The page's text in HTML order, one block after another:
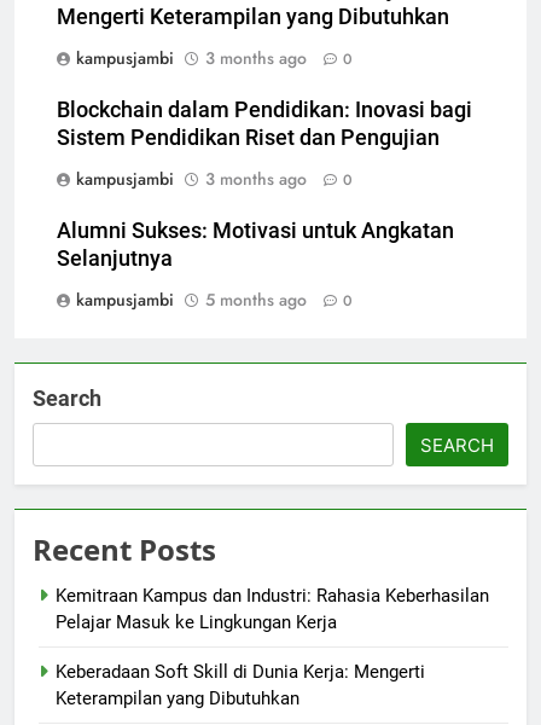
Mengerti Keterampilan yang Dibutuhkan
kampusjambi
3 months ago 0
Blockchain dalam Pendidikan: Inovasi bagi
Sistem Pendidikan Riset dan Pengujian
kampusjambi
3 months ago 0
Alumni Sukses: Motivasi untuk Angkatan
Selanjutnya
kampusjambi
5 months ago 0
Search
SEARCH
Recent Posts
Kemitraan Kampus dan Industri: Rahasia Keberhasilan
Pelajar Masuk ke Lingkungan Kerja
Keberadaan Soft Skill di Dunia Kerja: Mengerti
Keterampilan yang Dibutuhkan